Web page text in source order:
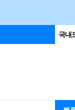
국내